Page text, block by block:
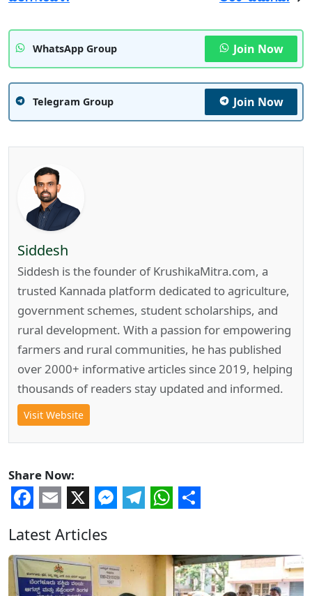
WhatsApp Group Join Now
Telegram Group Join Now
Siddesh
Siddesh is the founder of KrushikaMitra.com, a
trusted Kannada platform dedicated to agriculture,
government schemes, student scholarships, and
rural development. With a passion for empowering
farmers and rural communities, he has published
over 2000+ informative articles since 2019, helping
thousands of readers stay updated and informed.
Visit Website
Share Now:
Facebook
Email
X Messenger
Telegram
WhatsApp
Share
Latest Articles